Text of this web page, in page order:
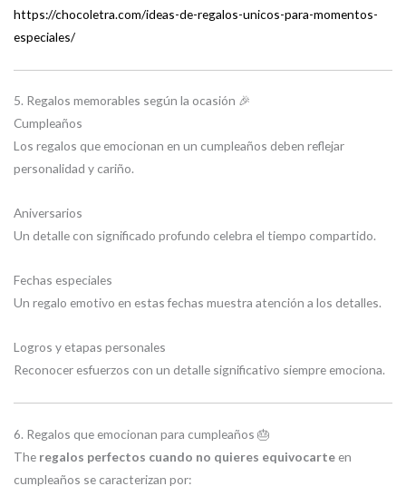
https://chocoletra.com/ideas-de-regalos-unicos-para-momentos-
especiales/
5. Regalos memorables según la ocasión 🎉
Cumpleaños
Los regalos que emocionan en un cumpleaños deben reflejar
personalidad y cariño.
Aniversarios
Un detalle con significado profundo celebra el tiempo compartido.
Fechas especiales
Un regalo emotivo en estas fechas muestra atención a los detalles.
Logros y etapas personales
Reconocer esfuerzos con un detalle significativo siempre emociona.
6. Regalos que emocionan para cumpleaños 🎂
The regalos perfectos cuando no quieres equivocarte en
cumpleaños se caracterizan por: